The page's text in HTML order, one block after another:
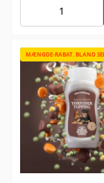
MÆNGDE-RABAT. BLAND